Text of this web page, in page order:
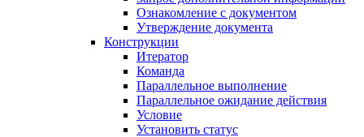
Ознакомление с документом
Утверждение документа
Конструкции
Итератор
Команда
Параллельное выполнение
Параллельное ожидание действия
Условие
Установить статус